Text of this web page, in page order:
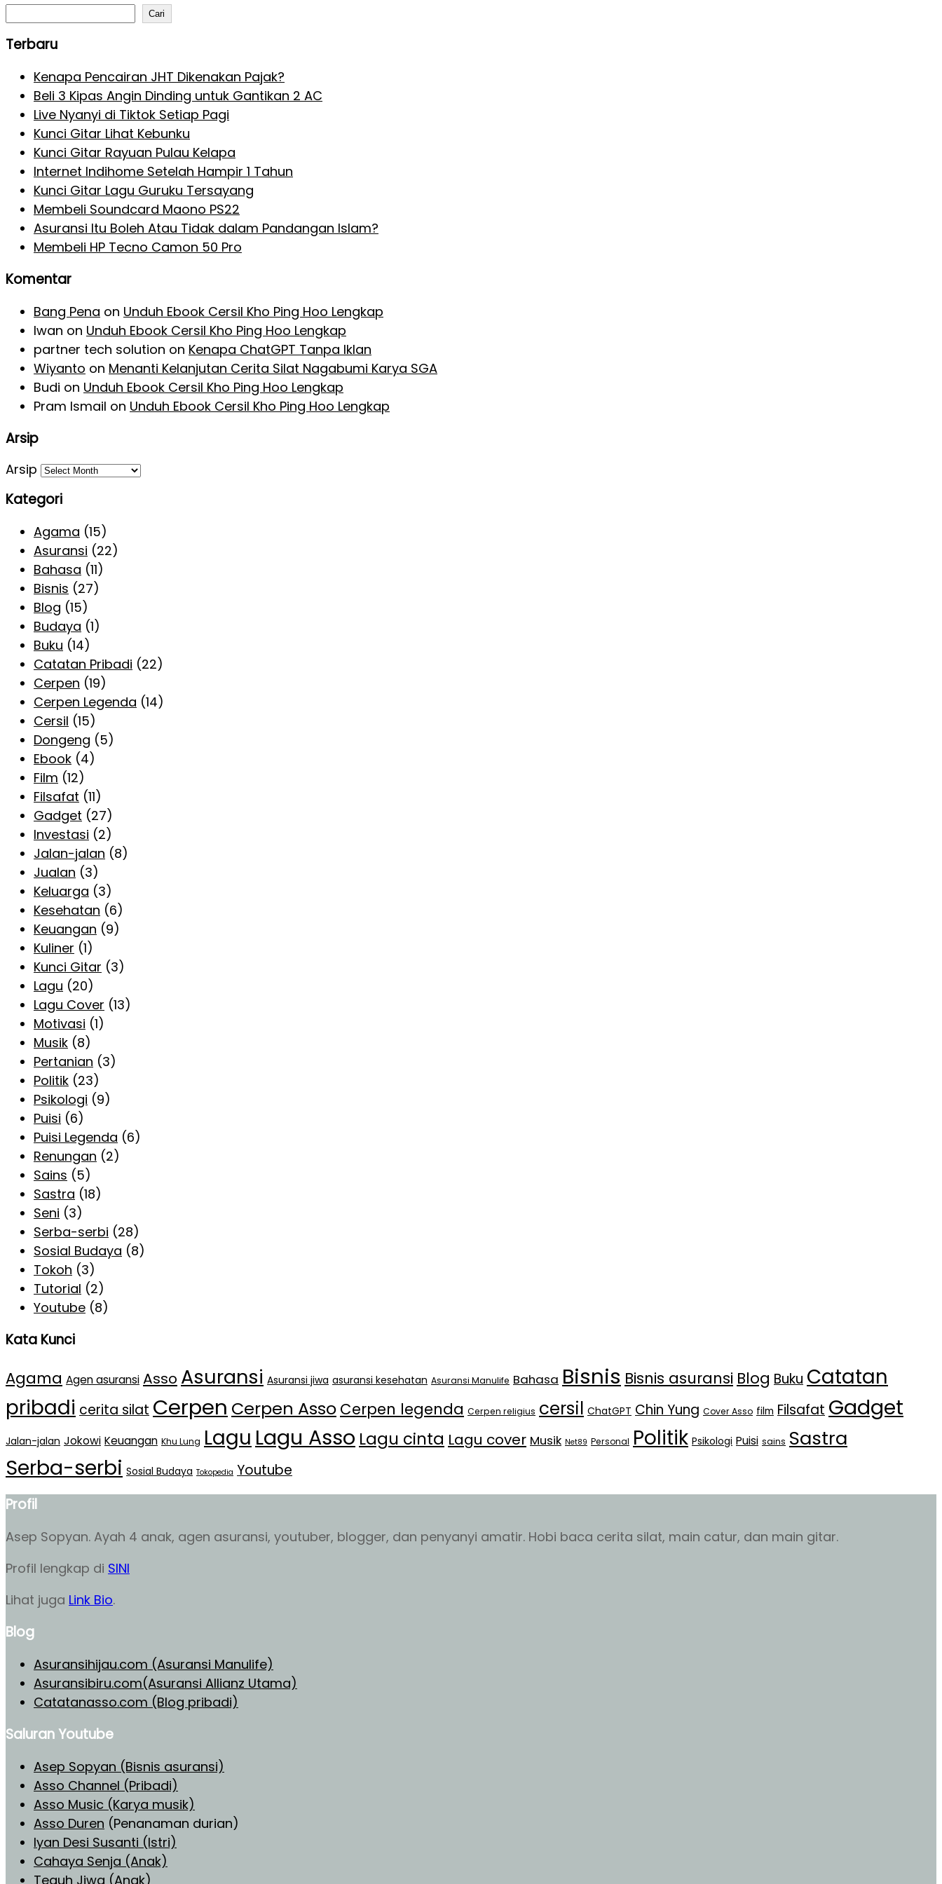
Cari
Terbaru
Kenapa Pencairan JHT Dikenakan Pajak?
Beli 3 Kipas Angin Dinding untuk Gantikan 2 AC
Live Nyanyi di Tiktok Setiap Pagi
Kunci Gitar Lihat Kebunku
Kunci Gitar Rayuan Pulau Kelapa
Internet Indihome Setelah Hampir 1 Tahun
Kunci Gitar Lagu Guruku Tersayang
Membeli Soundcard Maono PS22
Asuransi Itu Boleh Atau Tidak dalam Pandangan Islam?
Membeli HP Tecno Camon 50 Pro
Komentar
Bang Pena on Unduh Ebook Cersil Kho Ping Hoo Lengkap
Iwan on Unduh Ebook Cersil Kho Ping Hoo Lengkap
partner tech solution on Kenapa ChatGPT Tanpa Iklan
Wiyanto on Menanti Kelanjutan Cerita Silat Nagabumi Karya SGA
Budi on Unduh Ebook Cersil Kho Ping Hoo Lengkap
Pram Ismail on Unduh Ebook Cersil Kho Ping Hoo Lengkap
Arsip
Arsip
Kategori
Agama (15)
Asuransi (22)
Bahasa (11)
Bisnis (27)
Blog (15)
Budaya (1)
Buku (14)
Catatan Pribadi (22)
Cerpen (19)
Cerpen Legenda (14)
Cersil (15)
Dongeng (5)
Ebook (4)
Film (12)
Filsafat (11)
Gadget (27)
Investasi (2)
Jalan-jalan (8)
Jualan (3)
Keluarga (3)
Kesehatan (6)
Keuangan (9)
Kuliner (1)
Kunci Gitar (3)
Lagu (20)
Lagu Cover (13)
Motivasi (1)
Musik (8)
Pertanian (3)
Politik (23)
Psikologi (9)
Puisi (6)
Puisi Legenda (6)
Renungan (2)
Sains (5)
Sastra (18)
Seni (3)
Serba-serbi (28)
Sosial Budaya (8)
Tokoh (3)
Tutorial (2)
Youtube (8)
Kata Kunci
Agama Agen asuransi Asso Asuransi Asuransi jiwa asuransi kesehatan Asuransi Manulife Bahasa Bisnis Bisnis asuransi Blog Buku Catatan
pribadi cerita silat Cerpen Cerpen Asso Cerpen legenda Cerpen religius cersil ChatGPT Chin Yung Cover Asso film Filsafat Gadget
Jalan-jalan Jokowi Keuangan Khu Lung Lagu Lagu Asso Lagu cinta Lagu cover Musik Net89 Personal Politik Psikologi Puisi sains Sastra
Serba-serbi Sosial Budaya Tokopedia Youtube
Profil
Asep Sopyan. Ayah 4 anak, agen asuransi, youtuber, blogger, dan penyanyi amatir. Hobi baca cerita silat, main catur, dan main gitar.
Profil lengkap di SINI
Lihat juga Link Bio.
Blog
Asuransihijau.com (Asuransi Manulife)
Asuransibiru.com(Asuransi Allianz Utama)
Catatanasso.com (Blog pribadi)
Saluran Youtube
Asep Sopyan (Bisnis asuransi)
Asso Channel (Pribadi)
Asso Music (Karya musik)
Asso Duren (Penanaman durian)
Iyan Desi Susanti (Istri)
Cahaya Senja (Anak)
Teguh Jiwa (Anak)